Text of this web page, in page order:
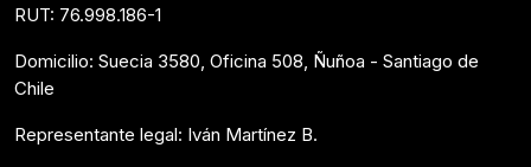
RUT: 76.998.186-1
Domicilio: Suecia 3580, Oficina 508, Ñuñoa - Santiago de
Chile
Representante legal: Iván Martínez B.